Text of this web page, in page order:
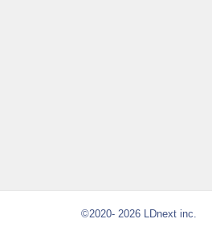
©2020- 2026 LDnext inc.